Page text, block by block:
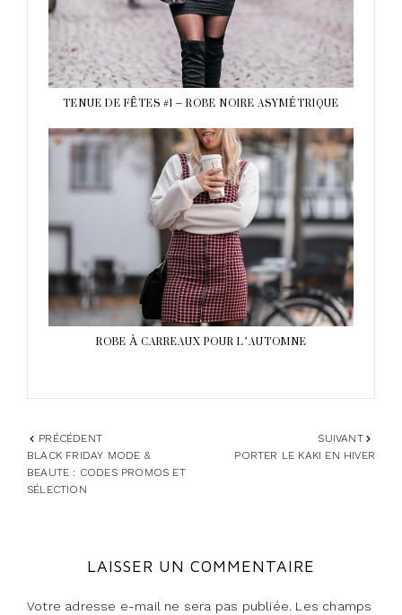
TENUE DE FÊTES #1 – ROBE NOIRE ASYMÉTRIQUE
ROBE À CARREAUX POUR L’AUTOMNE
PRÉCÉDENT
BLACK FRIDAY MODE &
BEAUTE : CODES PROMOS ET
SÉLECTION
SUIVANT
PORTER LE KAKI EN HIVER
LAISSER UN COMMENTAIRE
Votre adresse e-mail ne sera pas publiée. Les champs